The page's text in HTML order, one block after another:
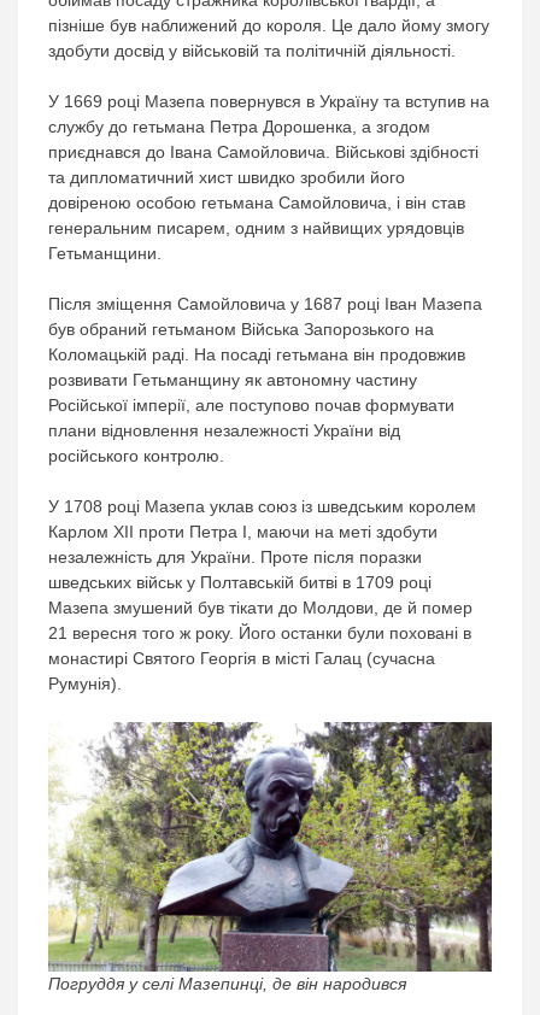
пізніше був наближений до короля. Це дало йому змогу
здобути досвід у військовій та політичній діяльності.
У 1669 році Мазепа повернувся в Україну та вступив на
службу до гетьмана Петра Дорошенка, а згодом
приєднався до Івана Самойловича. Військові здібності
та дипломатичний хист швидко зробили його
довіреною особою гетьмана Самойловича, і він став
генеральним писарем, одним з найвищих урядовців
Гетьманщини.
Після зміщення Самойловича у 1687 році Іван Мазепа
був обраний гетьманом Війська Запорозького на
Коломацькій раді. На посаді гетьмана він продовжив
розвивати Гетьманщину як автономну частину
Російської імперії, але поступово почав формувати
плани відновлення незалежності України від
російського контролю.
У 1708 році Мазепа уклав союз із шведським королем
Карлом XII проти Петра І, маючи на меті здобути
незалежність для України. Проте після поразки
шведських військ у Полтавській битві в 1709 році
Мазепа змушений був тікати до Молдови, де й помер
21 вересня того ж року. Його останки були поховані в
монастирі Святого Георгія в місті Галац (сучасна
Румунія).
Погруддя у селі Мазепинці, де він народився